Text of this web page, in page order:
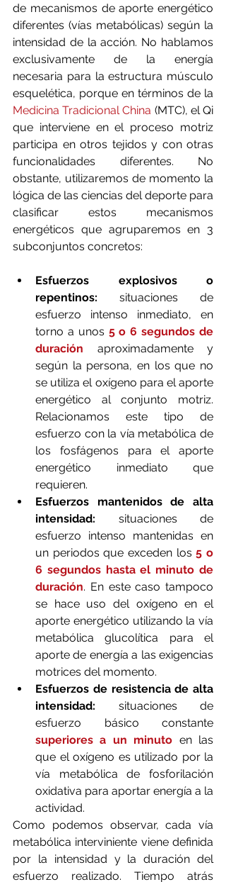
de mecanismos de aporte energético
diferentes (vías metabólicas) según la
intensidad de la acción. No hablamos
exclusivamente de la energía
necesaria para la estructura músculo
Medicina Tradicional China (MTC), el Qi
que interviene en el proceso motriz
participa en otros tejidos y con otras
funcionalidades diferentes. No
obstante, utilizaremos de momento la
lógica de las ciencias del deporte para
clasificar estos mecanismos
energéticos que agruparemos en 3
subconjuntos concretos:
Esfuerzos explosivos o
repentinos: situaciones de
esfuerzo intenso inmediato, en
torno a unos 5 o 6 segundos de
duración
según la persona, en los que no
se utiliza el oxígeno para el aporte
energético al conjunto motriz.
Relacionamos este tipo de
esfuerzo con la vía metabólica de
los fosfágenos para el aporte
energético inmediato que
requieren.
Esfuerzos mantenidos de alta
intensidad: situaciones de
esfuerzo intenso mantenidas en
un periodos que exceden los 5 o
6 segundos hasta el minuto de
duración. En este caso tampoco
se hace uso del oxígeno en el
aporte energético utilizando la vía
metabólica glucolítica para el
aporte de energía a las exigencias
motrices del momento.
Esfuerzos de resistencia de alta
intensidad: situaciones de
superiores a un minuto en las
que el oxígeno es utilizado por la
vía metabólica de fosforilación
oxidativa para aportar energía a la
actividad.
Como podemos observar, cada vía
metabólica interviniente viene definida
por la intensidad y la duración del
esfuerzo realizado. Tiempo atrás